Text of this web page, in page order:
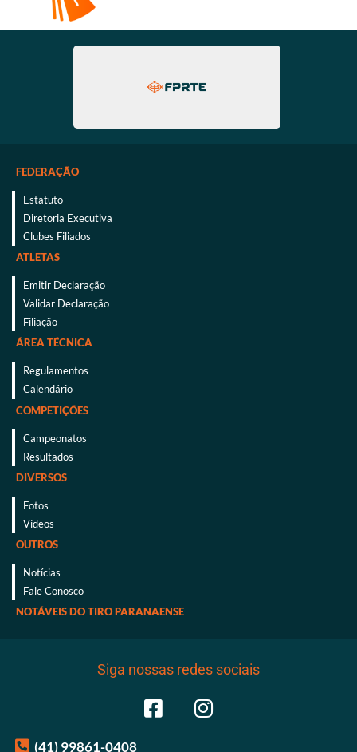
FEDERAÇÃO
Estatuto
Diretoria Executiva
Clubes Filiados
ATLETAS
Emitir Declaração
Validar Declaração
Filiação
ÁREA TÉCNICA
Regulamentos
Calendário
COMPETIÇÕES
Campeonatos
Resultados
DIVERSOS
Fotos
Vídeos
OUTROS
Notícias
Fale Conosco
NOTÁVEIS DO TIRO PARANAENSE
Siga nossas redes sociais
(41) 99861-0408